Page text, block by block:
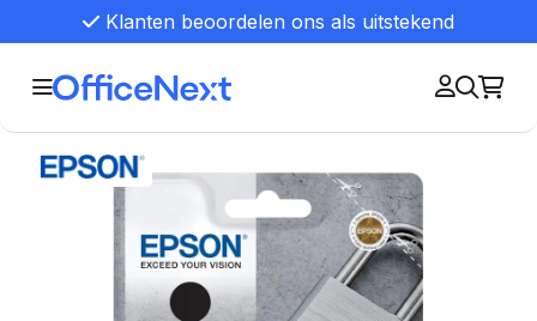
Klanten beoordelen ons als uitstekend